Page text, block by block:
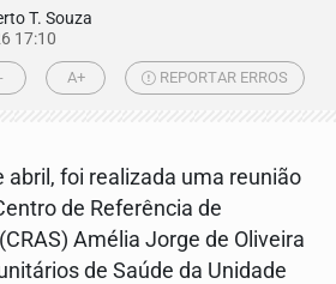
T. Souza
17:10
A+ REPORTAR ERROS
abril, foi realizada uma reunião
de Referência de
Amélia Jorge de Oliveira
de Saúde da Unidade